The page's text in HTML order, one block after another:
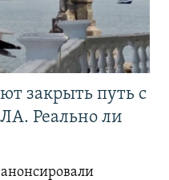
закрыть путь с
Реально ли